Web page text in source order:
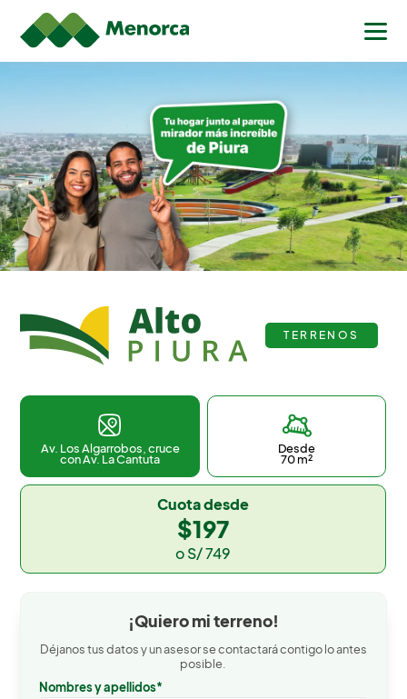
Terrenos en Piura – Alto Piura |
TERRENOS
Av. Los Algarrobos, cruce
con Av. La Cantuta
Desde
70 m²
Cuota desde
$197
o S/ 749
¡Quiero mi terreno!
Déjanos tus datos y un asesor se contactará contigo lo antes
posible.
Nombres y apellidos*